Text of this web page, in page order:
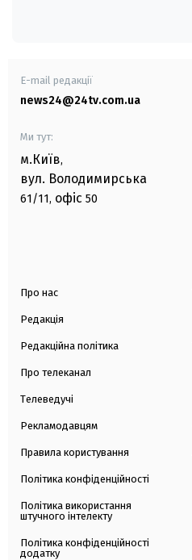
E-mail редакції
news24@24tv.com.ua
Ми тут:
м.Київ,
вул. Володимирська
61/11, офіс 50
Про нас
Редакція
Редакційна політика
Про телеканал
Телеведучі
Рекламодавцям
Правила користування
Політика конфіденційності
Політика використання
штучного інтелекту
Політика конфіденційності
додатку